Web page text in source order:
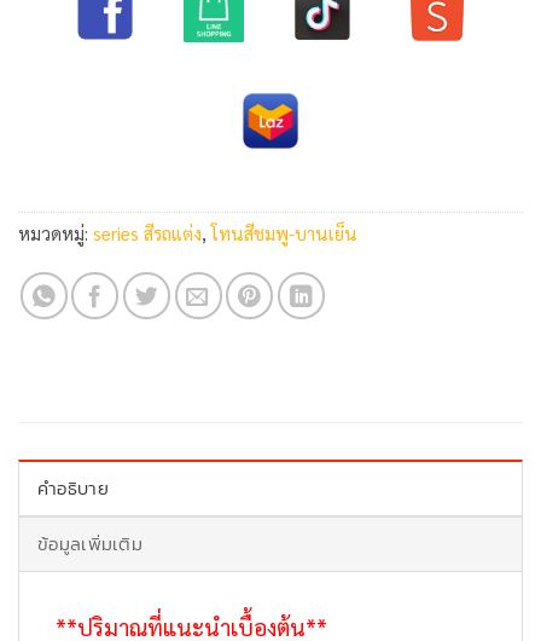
หมวดหมู่: series สีรถแต่ง,โทนสีชมพู-บานเย็น
คำอธิบาย
ข้อมูลเพิ่มเติม
**ปริมาณที่แนะนำเบื้องต้น**